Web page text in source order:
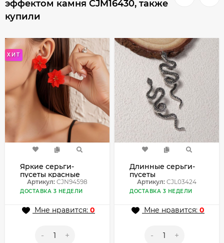
эффектом камня CJM16430, также
купили
ХИТ
Яркие серьги-
пусеты красные
цветы CJN94598
Артикул: CJN94598
ДОСТАВКА 3 НЕДЕЛИ
Мне нравится: 0
- +
Длинные серьги-
пусеты
Свернувшиеся
змеи в темном
Артикул: CJL03424
ДОСТАВКА 3 НЕДЕЛИ
Мне нравится: 0
- +